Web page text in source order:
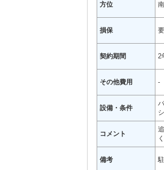
方位
損保 要
契約期間 2
その他費用 -
設備・条件
コメント
備考